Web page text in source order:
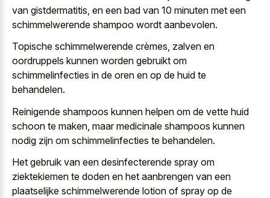
van gistdermatitis, en een bad van 10 minuten met een
schimmelwerende shampoo wordt aanbevolen.
Topische schimmelwerende crèmes, zalven en
oordruppels kunnen worden gebruikt om
schimmelinfecties in de oren en op de huid te
behandelen.
Reinigende shampoos kunnen helpen om de vette huid
schoon te maken, maar medicinale shampoos kunnen
nodig zijn om schimmelinfecties te behandelen.
Het gebruik van een desinfecterende spray om
ziektekiemen te doden en het aanbrengen van een
plaatselijke schimmelwerende lotion of spray op de